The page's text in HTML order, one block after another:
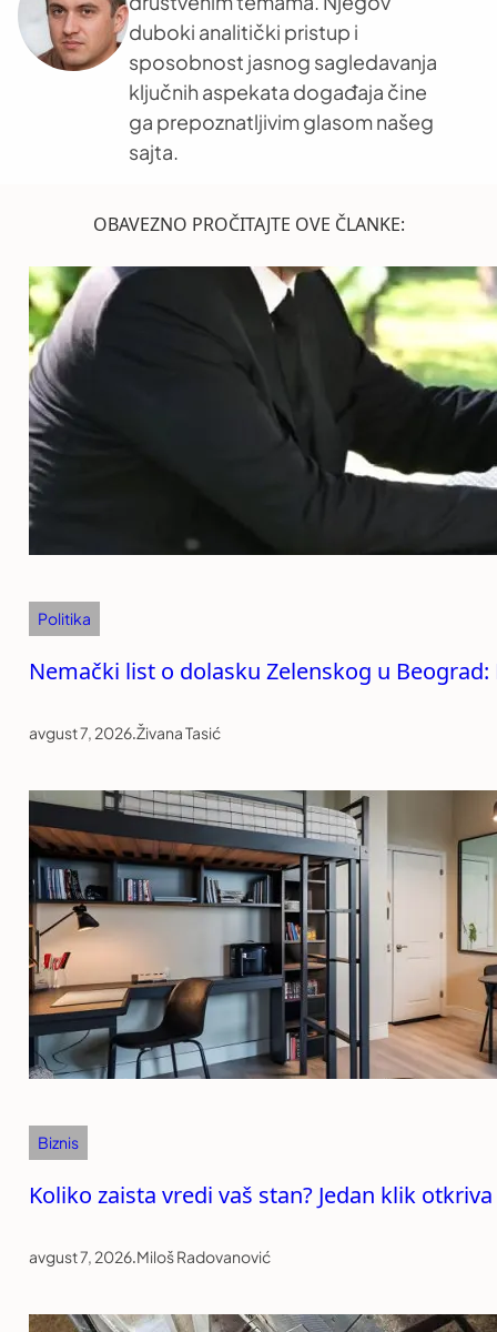
duboki analitički pristup i
sposobnost jasnog sagledavanja
ključnih aspekata događaja čine
ga prepoznatljivim glasom našeg
sajta.
OBAVEZNO PROČITAJTE OVE ČLANKE:
Politika
Nemački list o dolasku Zelenskog u
avgust 7, 2026.Živana Tasić
Biznis
Koliko zaista vredi vaš stan? Jedan klik
avgust 7, 2026.Miloš Radovanović